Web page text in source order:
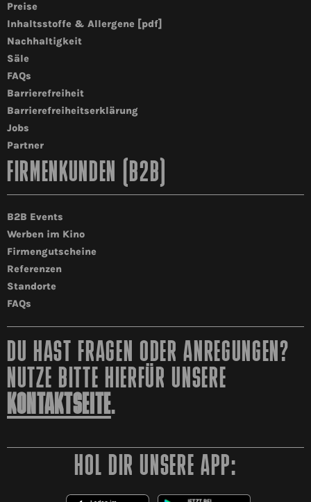
Preise
Inhaltsstoffe & Allergene [pdf]
Nachhaltigkeit
Säle
FAQs
Barrierefreiheit
Barrierefreiheitserklärung
Jobs
Partner
FIRMENKUNDEN (B2B)
B2B Events
Werben im Kino
Firmengutscheine
Referenzen
Standorte
FAQs
DU HAST FRAGEN ODER ANREGUNGEN?
NUTZE BITTE HIERFÜR UNSERE
KONTAKTSEITE.
HOL DIR UNSERE APP: